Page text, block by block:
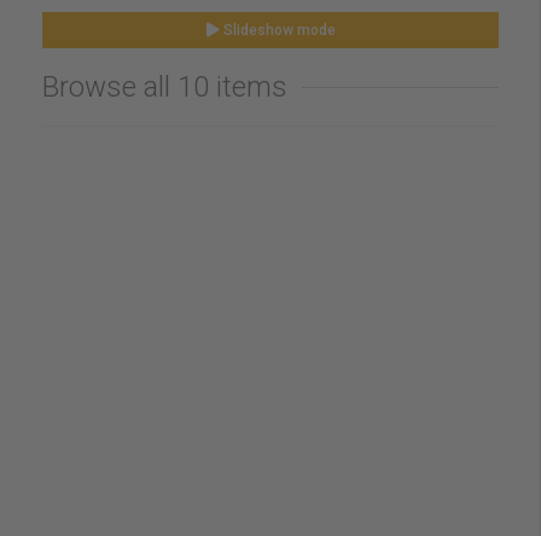
Slideshow mode
Browse all 10 items